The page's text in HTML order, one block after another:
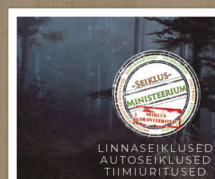
LINNASEIKLUSED
AUTOSEIKLUSED
TIIMIÜRITUSED